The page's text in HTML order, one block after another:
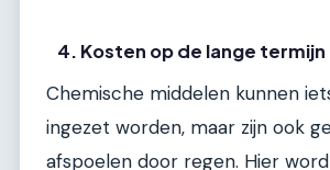
4. Kosten op de lange termijn
Chemische middelen kunnen
ingezet worden, maar zijn ook
afspoelen door regen. Hier